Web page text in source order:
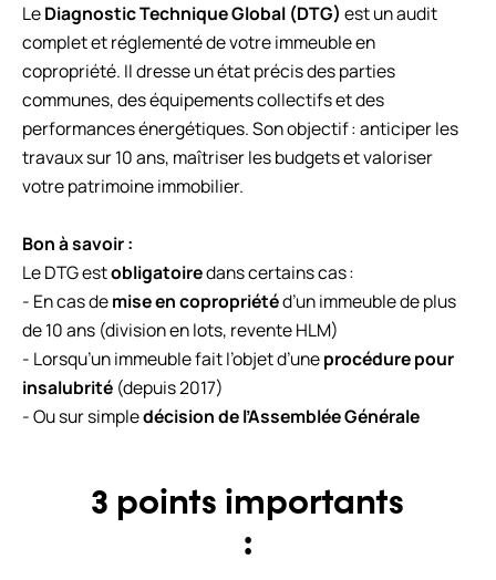
LeDiagnostic Technique Global (DTG) est un audit
complet et réglementé de votre immeuble en
copropriété. Il dresse un état précis des parties
communes, des équipements collectifs et des
performances énergétiques. Son objectif : anticiper les
travaux sur 10 ans, maîtriser les budgets et valoriser
votre patrimoine immobilier.
Bon à savoir :
Le DTG estobligatoiredans certains cas :
- En cas demise en copropriétéd’un immeuble de plus
de 10 ans (division en lots, revente HLM)
- Lorsqu’un immeuble fait l’objet d’uneprocédure pour
insalubrité(depuis 2017)
- Ou sur simpledécision de l’Assemblée Générale
3 points importants
: